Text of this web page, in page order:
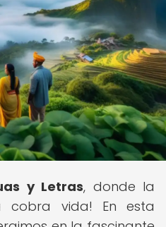
y Letras, donde la
cobra vida! En esta